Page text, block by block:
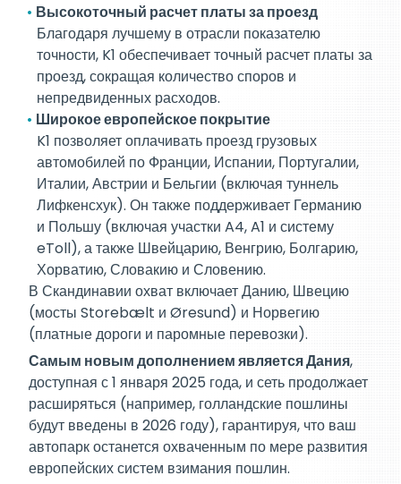
Высокоточный расчет платы за проезд
Благодаря лучшему в отрасли показателю
точности, K1 обеспечивает точный расчет платы за
проезд, сокращая количество споров и
непредвиденных расходов.
Широкое европейское покрытие
K1 позволяет оплачивать проезд грузовых
автомобилей по Франции, Испании, Португалии,
Италии, Австрии и Бельгии (включая туннель
Лифкенсхук). Он также поддерживает Германию
и Польшу (включая участки A4, A1 и систему
eToll), а также Швейцарию, Венгрию, Болгарию,
Хорватию, Словакию и Словению.
В Скандинавии охват включает Данию, Швецию
(мосты Storebælt и Øresund) и Норвегию
(платные дороги и паромные перевозки).
Самым новым дополнением является Дания,
доступная с 1 января 2025 года, и сеть продолжает
расширяться (например, голландские пошлины
будут введены в 2026 году), гарантируя, что ваш
автопарк останется охваченным по мере развития
европейских систем взимания пошлин.